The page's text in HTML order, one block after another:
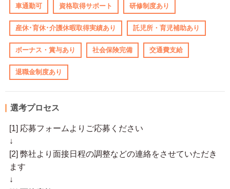
車通勤可 資格取得サポート 研修制度あり
産休･育休･介護休暇取得実績あり 託児所・育児補助あり
ボーナス・賞与あり 社会保険完備 交通費支給
退職金制度あり
選考プロセス
[1] 応募フォームよりご応募ください
↓
[2] 弊社より面接日程の調整などの連絡をさせていただき
ます
↓